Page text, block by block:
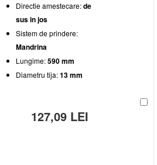
Directie amestecare:de
sus in jos
Sistem de prindere:
Mandrina
Lungime:590 mm
Diametru tija:13 mm
127,09 LEI